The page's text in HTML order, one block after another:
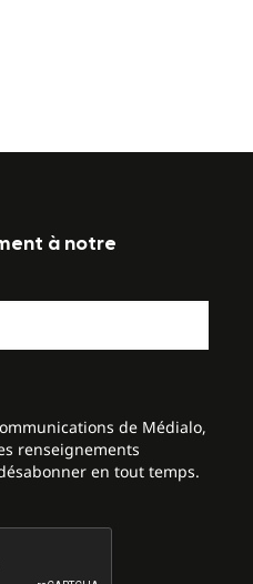
à notre
de Médialo,
renseignements
en tout temps.